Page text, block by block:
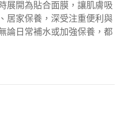
展開為貼合面膜，讓肌膚吸
居家保養，深受注重便利與
論日常補水或加強保養，都